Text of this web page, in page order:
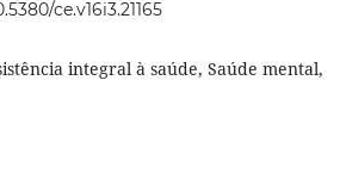
ce.v16i3.21165
integral à saúde, Saúde mental,